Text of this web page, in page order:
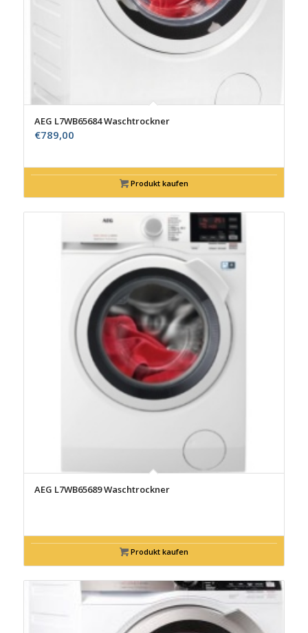
AEG L7WB65684 Waschtrockner
€789,00
Produkt kaufen
AEG L7WB65689 Waschtrockner
Produkt kaufen